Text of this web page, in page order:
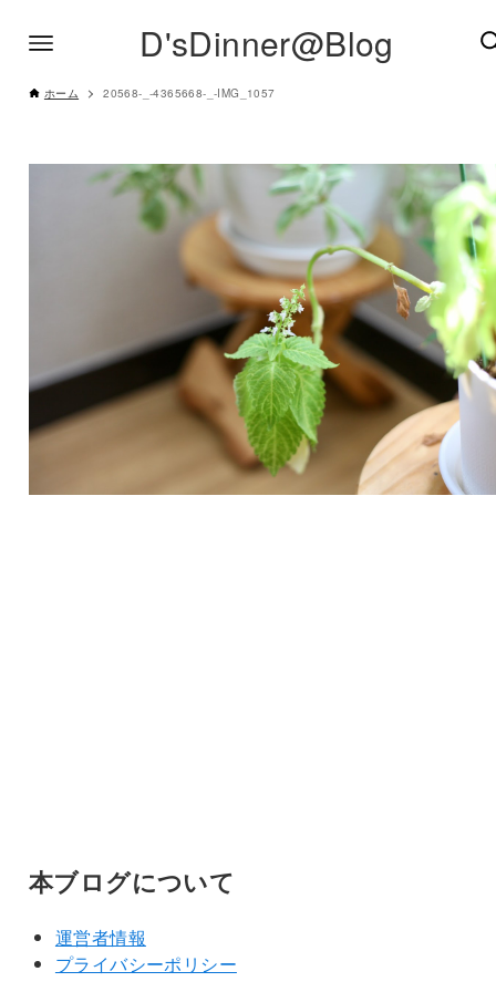
D'sDinner@Blog
ホーム 20568-_-4365668-_-IMG_1057
本ブログについて
運営者情報
プライバシーポリシー